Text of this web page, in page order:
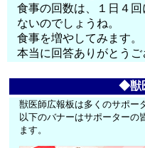
食事の回数は、１日４
ないのでしょうね。
食事を増やしてみます。
本当に回答ありがとうご
◆獣
獣医師広報板は多くのサポー
以下のバナーはサポーターの
ます。